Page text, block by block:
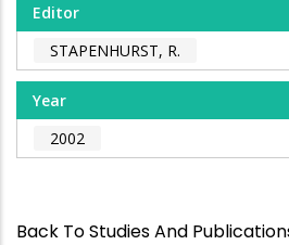
Editor
STAPENHURST, R.
Year
2002
Back To Studies And